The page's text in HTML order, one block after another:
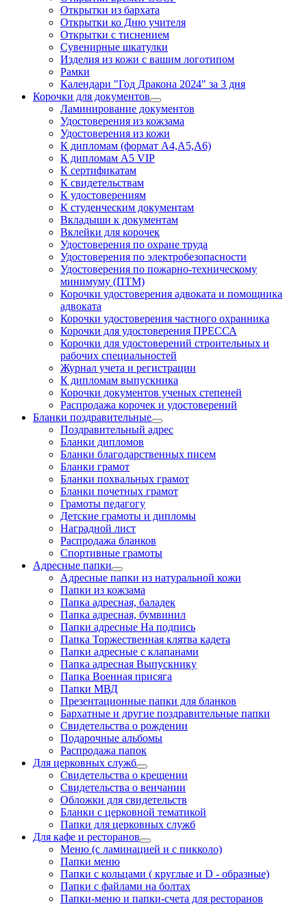
Открытки из бархата
Открытки ко Дню учителя
Открытки с тиснением
Сувенирные шкатулки
Изделия из кожи с вашим логотипом
Рамки
Календари "Год Дракона 2024" за 3 дня
Корочки для документов
Ламинирование документов
Удостоверения из кожзама
Удостоверения из кожи
К дипломам (формат А4,А5,А6)
К дипломам А5 VIP
К сертификатам
К свидетельствам
К удостоверениям
К студенческим документам
Вкладыши к документам
Вклейки для корочек
Удостоверения по охране труда
Удостоверения по электробезопасности
Удостоверения по пожарно-техническому
минимуму (ПТМ)
Корочки удостоверения адвоката и помощника
адвоката
Корочки удостоверения частного охранника
Корочки для удостоверения ПРЕССА
Корочки для удостоверений строительных и
рабочих специальностей
Журнал учета и регистрации
К дипломам выпускника
Корочки документов ученых степеней
Распродажа корочек и удостоверений
Бланки поздравительные
Поздравительный адрес
Бланки дипломов
Бланки благодарственных писем
Бланки грамот
Бланки похвальных грамот
Бланки почетных грамот
Грамоты педагогу
Детские грамоты и дипломы
Наградной лист
Распродажа бланков
Спортивные грамоты
Адресные папки
Адресные папки из натуральной кожи
Папки из кожзама
Папка адресная, баладек
Папка адресная, бумвинил
Папки адресные На подпись
Папка Торжественная клятва кадета
Папки адресные с клапанами
Папка адресная Выпускнику
Папка Военная присяга
Папки МВД
Презентационные папки для бланков
Бархатные и другие поздравительные папки
Свидетельства о рождении
Подарочные альбомы
Распродажа папок
Для церковных служб
Свидетельства о крещении
Свидетельства о венчании
Обложки для свидетельств
Бланки с церковной тематикой
Папки для церковных служб
Для кафе и ресторанов
Меню (с ламинацией и с пикколо)
Папки меню
Папки с кольцами ( круглые и D - образные)
Папки с файлами на болтах
Папки-меню и папки-счета для ресторанов